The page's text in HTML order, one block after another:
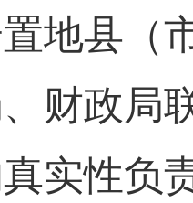
地县（
财政局
实性负